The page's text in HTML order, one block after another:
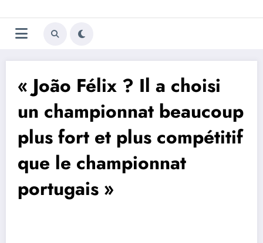
au
contenu
Trivela
L'actualité du football
« João Félix ? Il a choisi
un championnat beaucoup
plus fort et plus compétitif
que le championnat
portugais »